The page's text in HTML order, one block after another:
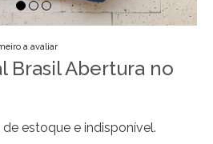
a avaliar
Brasil Abertura no
estoque e indisponível.